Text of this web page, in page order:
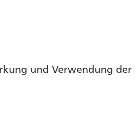
und Verwendung der